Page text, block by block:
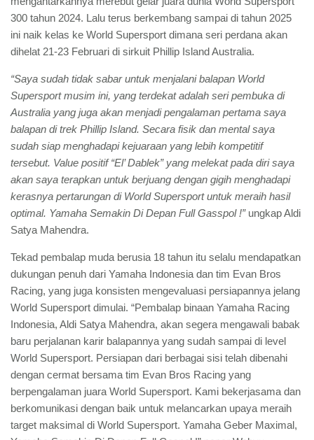
300 tahun 2024. Lalu terus berkembang sampai di tahun 2025
ini naik kelas ke World Supersport dimana seri perdana akan
dihelat 21-23 Februari di sirkuit Phillip Island Australia.
“Saya sudah tidak sabar untuk menjalani balapan World
Supersport musim ini, yang terdekat adalah seri pembuka di
Australia yang juga akan menjadi pengalaman pertama saya
balapan di trek Phillip Island. Secara fisik dan mental saya
sudah siap menghadapi kejuaraan yang lebih kompetitif
tersebut. Value positif “El’ Dablek” yang melekat pada diri saya
akan saya terapkan untuk berjuang dengan gigih menghadapi
kerasnya pertarungan di World Supersport untuk meraih hasil
optimal. Yamaha Semakin Di Depan Full Gasspol !”ungkap Aldi
Satya Mahendra.
Tekad pembalap muda berusia 18 tahun itu selalu mendapatkan
dukungan penuh dari Yamaha Indonesia dan tim Evan Bros
Racing, yang juga konsisten mengevaluasi persiapannya jelang
World Supersport dimulai. “Pembalap binaan Yamaha Racing
Indonesia, Aldi Satya Mahendra, akan segera mengawali babak
baru perjalanan karir balapannya yang sudah sampai di level
World Supersport. Persiapan dari berbagai sisi telah dibenahi
dengan cermat bersama tim Evan Bros Racing yang
berpengalaman juara World Supersport. Kami bekerjasama dan
berkomunikasi dengan baik untuk melancarkan upaya meraih
target maksimal di World Supersport. Yamaha Geber Maximal,